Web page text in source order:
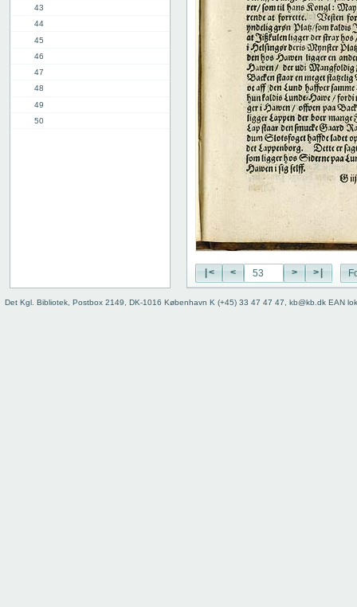
43
44
45
46
47
48
49
50
11. kap.
|< < > >|
Det Kgl. Bibliotek, Postbox 2149, DK-1016 København K (+45) 33 47 47 47, kb@kb.dk EAN